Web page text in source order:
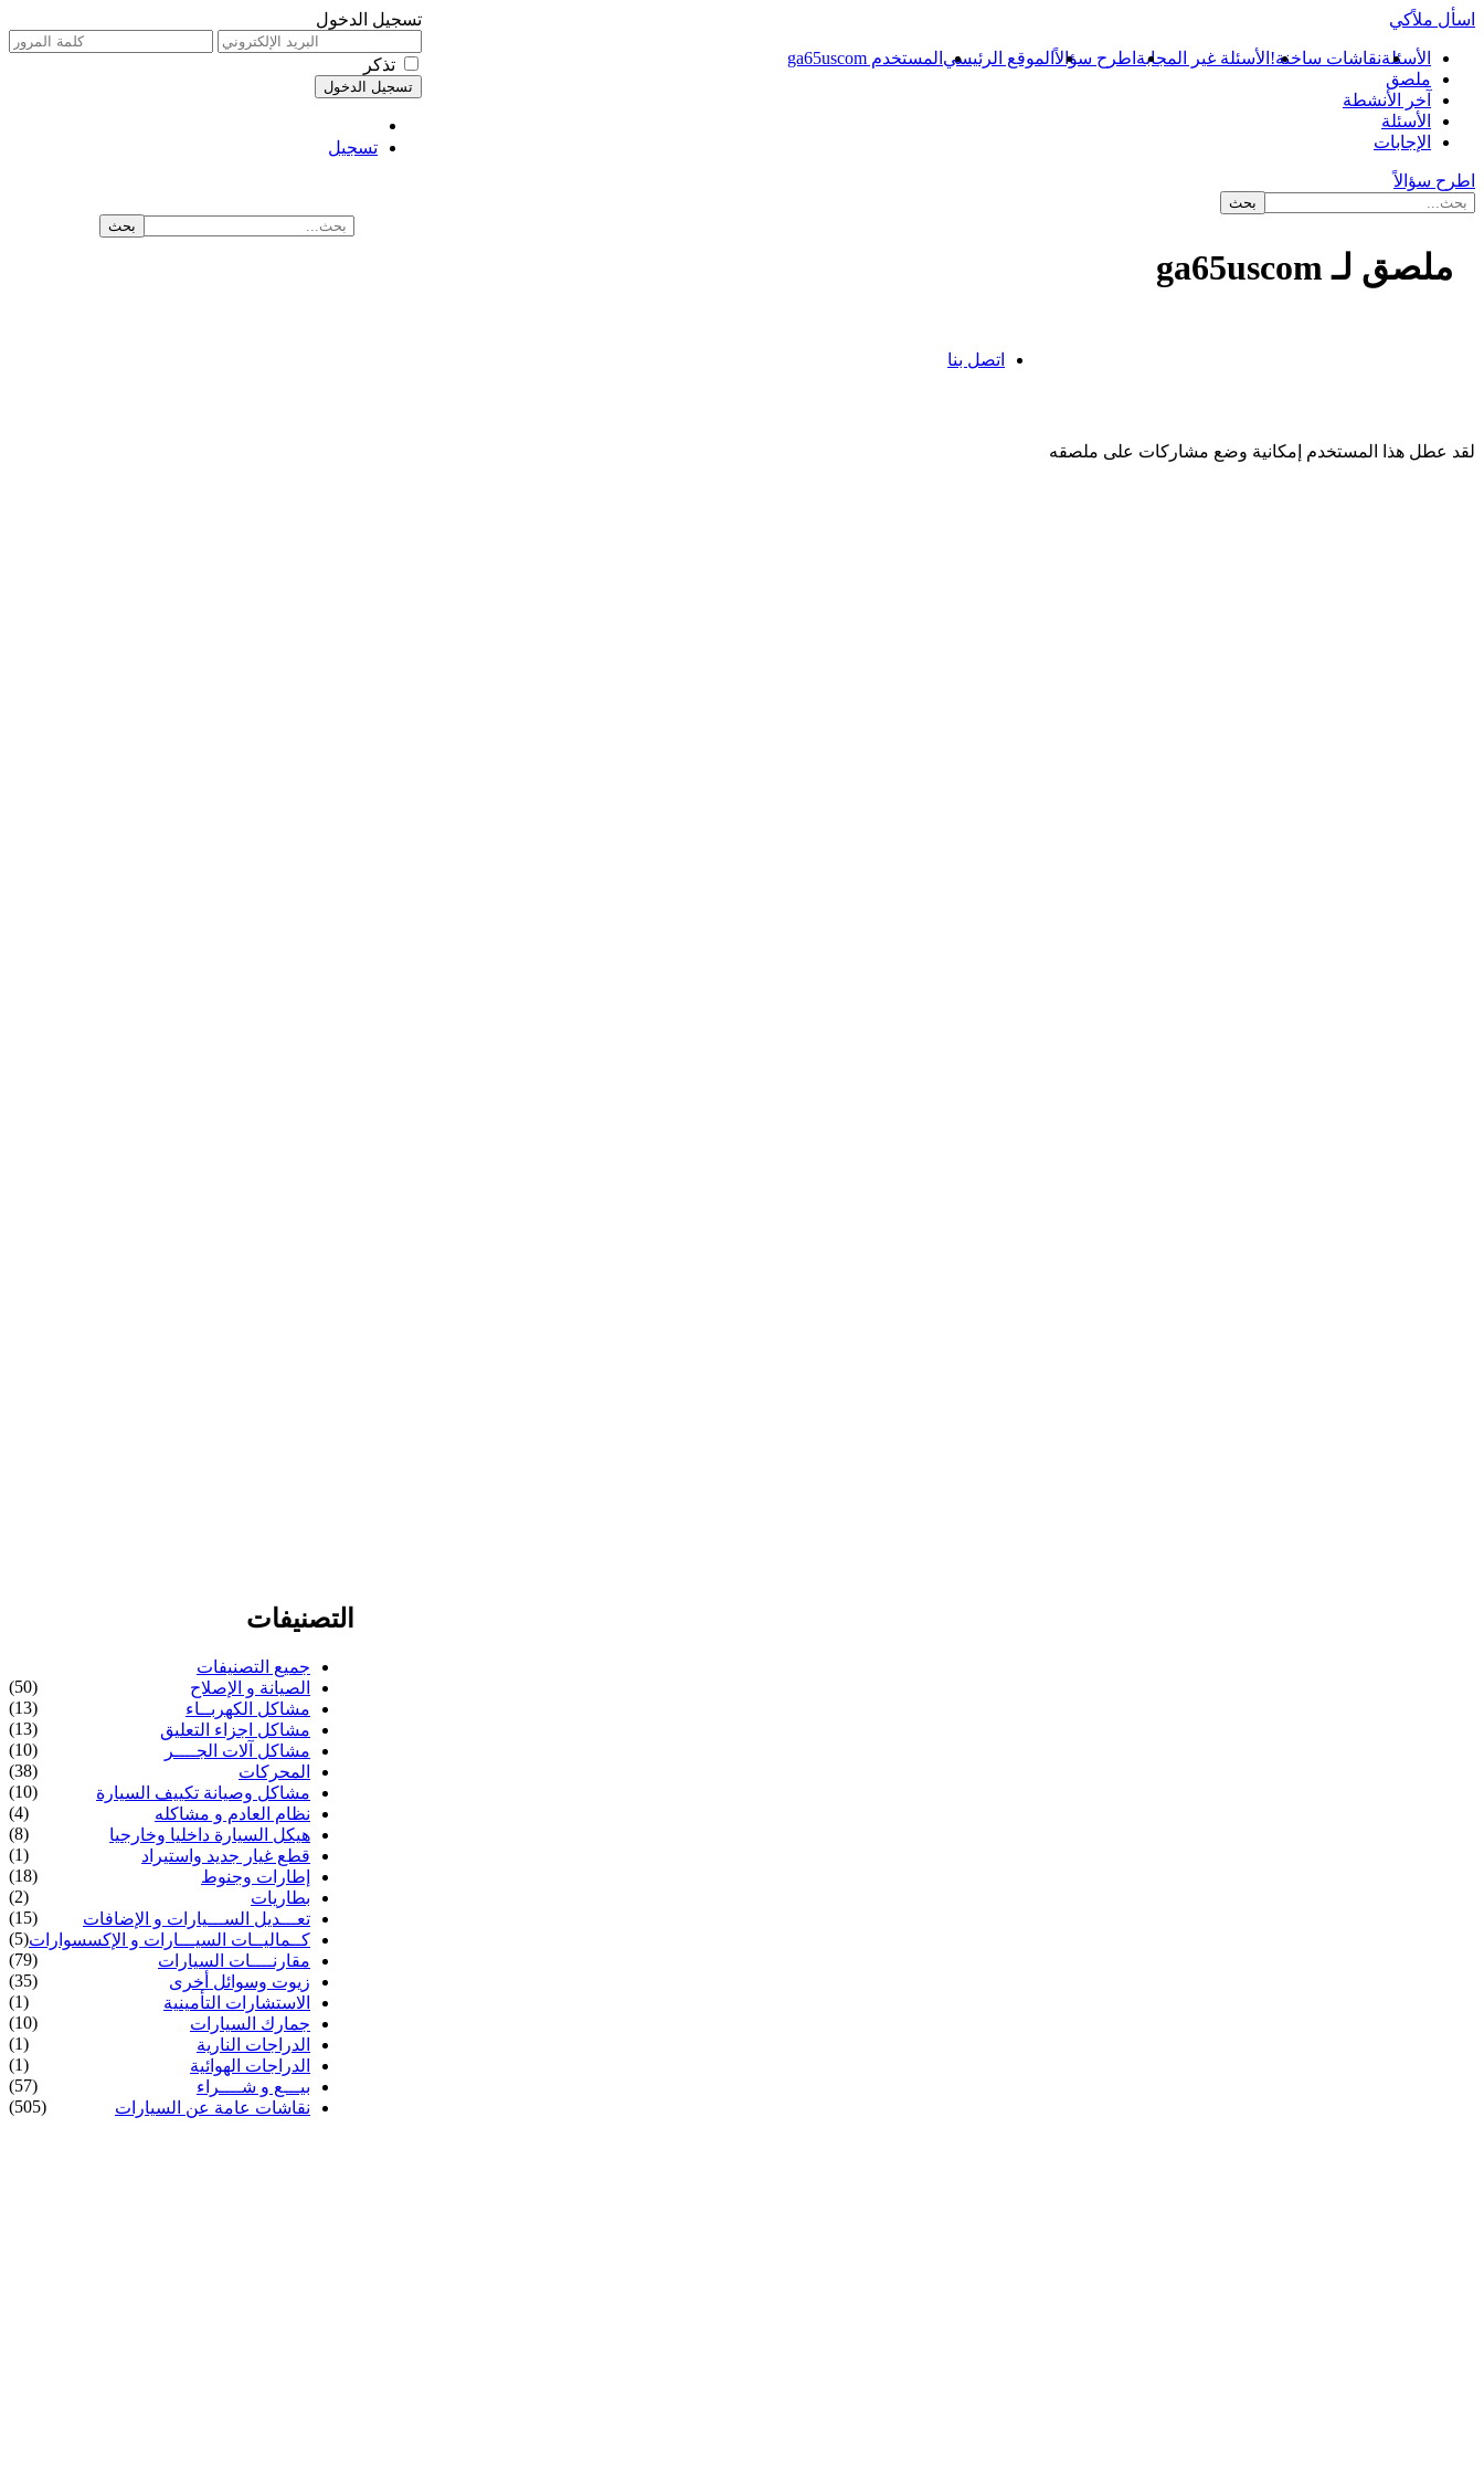
تسجيل الدخول
تذكر
تسجيل
اسأل ملاًكي
الأسئلةنقاشات ساخنة! الأسئلة غير المجابة اطرح سؤالاًالموقع الرئيسي المستخدم ga65uscom
ملصق
آخر الأنشطة
الأسئلة
الإجابات
اطرح سؤالاً
ملصق لـ ga65uscom
لقد عطل هذا المستخدم إمكانية وضع مشاركات على ملصقه
التصنيفات
جميع التصنيفات
الصيانة و الإصلاح
(50)
مشاكل الكهربــاء
(13)
مشاكل اجزاء التعليق
(13)
مشاكل آلات الجــــر
(10)
المحركات
(38)
مشاكل وصيانة تكييف السيارة
(10)
نظام العادم و مشاكله
(4)
هيكل السيارة داخليا وخارجيا
(8)
قطع غيار جديد واستيراد
(1)
إطارات وجنوط
(18)
بطاريات
(2)
تعـــديل الســـيارات و الإضافات
(15)
كــماليــات السيـــارات و الإكسسوارات(5)
مقارنــــات السيارات
(79)
زيوت وسوائل أخرى
(35)
الاستشارات التأمينية
(1)
جمارك السيارات
(10)
الدراجات النارية
(1)
الدراجات الهوائية
(1)
بيـــع و شــــراء
(57)
نقاشات عامة عن السيارات
(505)
اتصل بنا